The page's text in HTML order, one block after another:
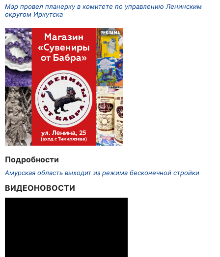
Мэр провел планерку в комитете по управлению Ленинским
округом Иркутска
Подробности
Амурская область выходит из режима бесконечной стройки
ВИДЕОНОВОСТИ